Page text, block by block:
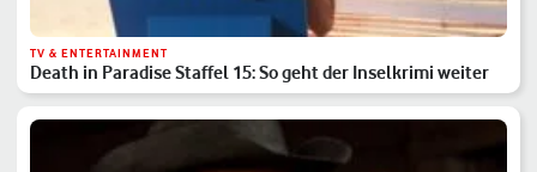
TV & ENTERTAINMENT
Death in Paradise Staffel 15: So geht der Inselkrimi weiter